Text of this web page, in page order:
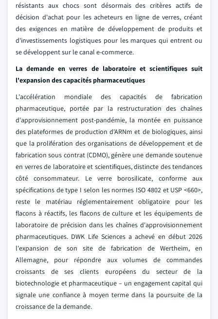
résistants aux chocs sont désormais des critères actifs de
décision d'achat pour les acheteurs en ligne de verres, créant
des exigences en matière de développement de produits et
d'investissements logistiques pour les marques qui entrent ou
se développent sur le canal e-commerce.
La demande en verres de laboratoire et scientifiques suit
l'expansion des capacités pharmaceutiques
L'accélération mondiale des capacités de fabrication
pharmaceutique, portée par la restructuration des chaînes
d'approvisionnement post-pandémie, la montée en puissance
des plateformes de production d'ARNm et de biologiques, ainsi
que la prolifération des organisations de développement et de
fabrication sous contrat (CDMO), génère une demande soutenue
en verres de laboratoire et scientifiques, distincte des tendances
côté consommateur. Le verre borosilicate, conforme aux
spécifications de type I selon les normes ISO 4802 et USP <660>,
reste le matériau réglementairement obligatoire pour les
flacons à réactifs, les flacons de culture et les équipements de
laboratoire de précision dans les chaînes d'approvisionnement
pharmaceutiques. DWK Life Sciences a achevé en début 2026
l'expansion de son site de fabrication de Wertheim, en
Allemagne, pour répondre aux volumes de commandes
croissants de ses clients européens du secteur de la
biotechnologie et pharmaceutique – un engagement capital qui
signale une confiance à moyen terme dans la poursuite de la
croissance de la demande.